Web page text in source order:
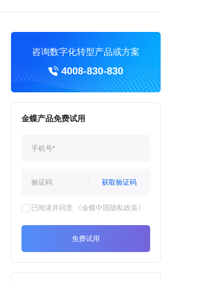
咨询数字化转型产品或方案
4008-830-830
金蝶产品免费试用
获取验证码
已阅读并同意 《金蝶中国隐私政策》
免费试用